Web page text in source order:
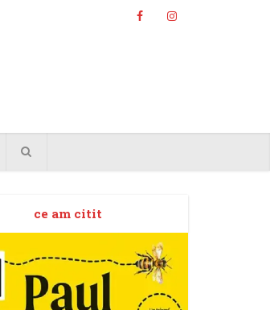
ce am citit